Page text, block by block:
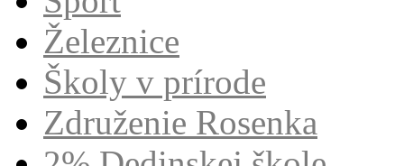
Železnice
Školy v prírode
Združenie Rosenka